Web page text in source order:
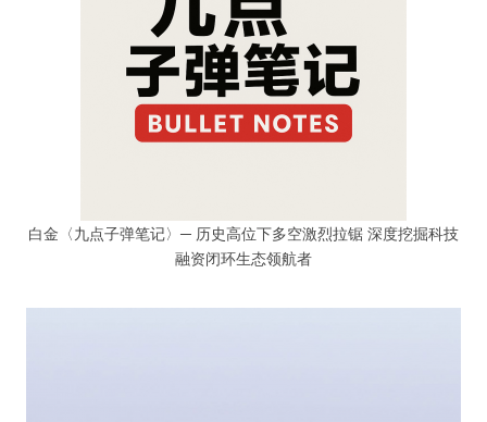
白金〈九点子弹笔记〉─ 历史高位下多空激烈拉锯 深度挖掘科技
融资闭环生态领航者